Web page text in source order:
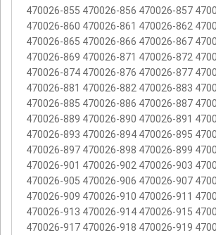
470026-855 470026-856 470026-857
470026-860 470026-861 470026-862
470026-865 470026-866 470026-867
470026-869 470026-871 470026-872
470026-874 470026-876 470026-877
470026-881 470026-882 470026-883
470026-885 470026-886 470026-887
470026-889 470026-890 470026-891
470026-893 470026-894 470026-895
470026-897 470026-898 470026-899
470026-901 470026-902 470026-903
470026-905 470026-906 470026-907
470026-909 470026-910 470026-911
470026-913 470026-914 470026-915
470026-917 470026-918 470026-919